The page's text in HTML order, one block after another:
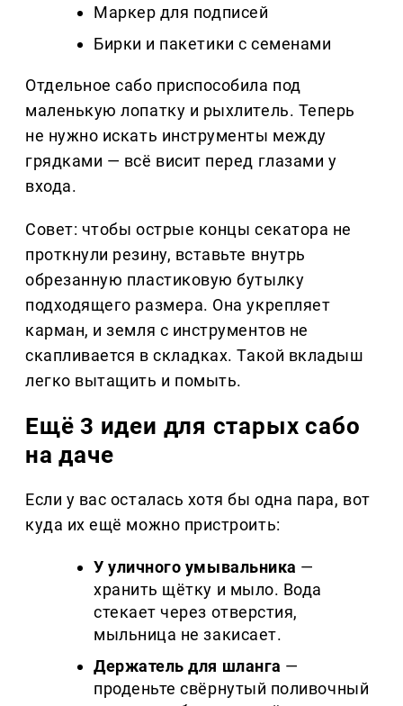
Маркер для подписей
Бирки и пакетики с семенами
Отдельное сабо приспособила под
маленькую лопатку и рыхлитель. Теперь
не нужно искать инструменты между
грядками — всё висит перед глазами у
входа.
Совет: чтобы острые концы секатора не
проткнули резину, вставьте внутрь
обрезанную пластиковую бутылку
подходящего размера. Она укрепляет
карман, и земля с инструментов не
скапливается в складках. Такой вкладыш
легко вытащить и помыть.
Ещё 3 идеи для старых сабо
на даче
Если у вас осталась хотя бы одна пара, вот
куда их ещё можно пристроить:
У уличного умывальника —
хранить щётку и мыло. Вода
стекает через отверстия,
мыльница не закисает.
Держатель для шланга —
проденьте свёрнутый поливочный